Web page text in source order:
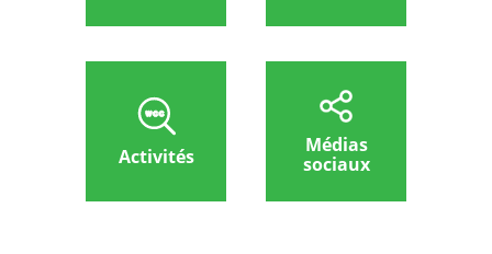
Activités
Médias
sociaux